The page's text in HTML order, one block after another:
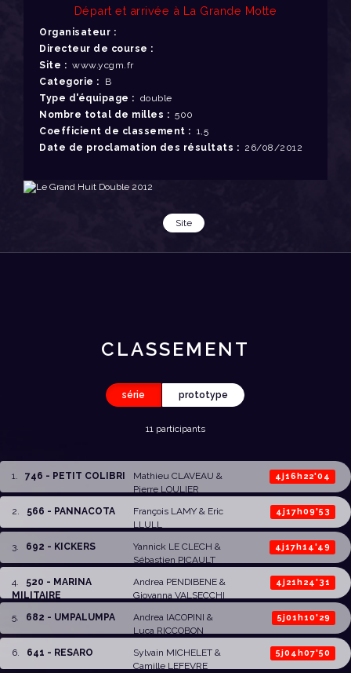
Départ et arrivée à La Grande Motte
Organisateur :
Directeur de course :
Site : www.ycgm.fr
Categorie : B
Type d'équipage : double
Nombre total de milles : 500
Coefficient de classement : 1,5
Date de proclamation des résultats : 26/08/2012
Site
CLASSEMENT
série prototype
11 participants
1 746 - PETIT COLIBRI Mathieu CLAVEAU &
Pierre LOULIER
4j16h22'04
2 566 - PANNACOTA François LAMY& Eric
LLULL
4j17h09'53
3 692 - KICKERS Yannick LE CLECH &
Sébastien PICAULT
4j17h14'49
4
520 - MARINA
MILITAIRE
Andrea PENDIBENE&
Giovanna VALSECCHI
4j21h24'31
5 682 - UMPALUMPA Andrea IACOPINI &
Luca RICCOBON
5j01h10'29
6 641 - RESARO Sylvain MICHELET&
Camille LEFEVRE
5j04h07'50